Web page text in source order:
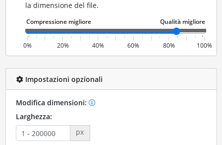
la dimensione del file.
0% 20% 40% 60% 80% 100%
Impostazioni opzionali
Modifica dimensioni:
Larghezza:
px